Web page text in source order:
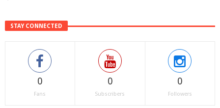
STAY CONNECTED
0
Fans
0
Subscribers
0
Followers